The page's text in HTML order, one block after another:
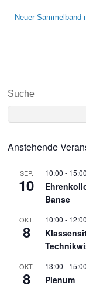
Neuer Sammelband
Suche
Anstehende
SEP.
10
10:00 - 15:00
Banse
OKT.
8
10:00 - 12:00
OKT.
8
13:00 - 15:00
Plenum